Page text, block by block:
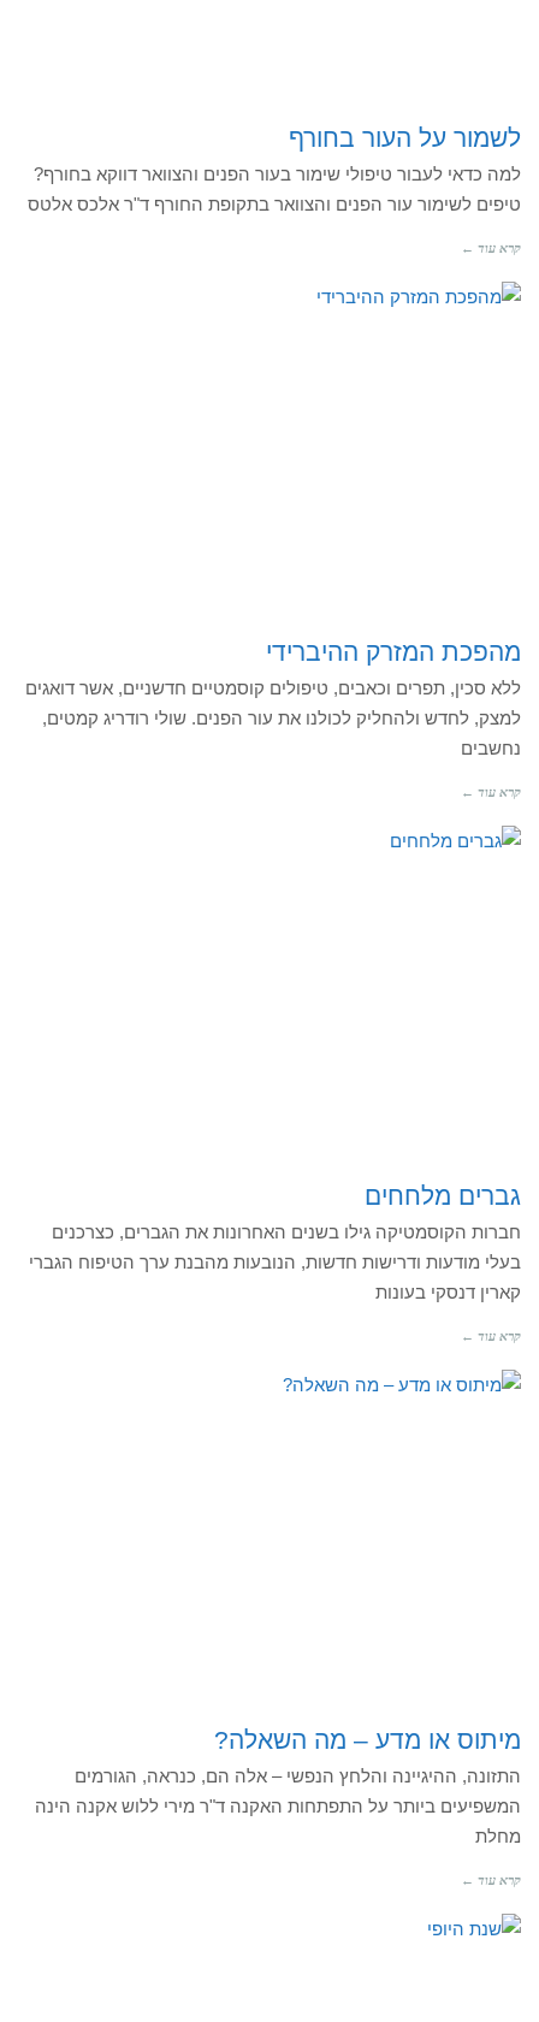
לשמור על העור בחורף
למה כדאי לעבור טיפולי שימור בעור הפנים והצוואר דווקא בחורף?
טיפים לשימור עור הפנים והצוואר בתקופת החורף ד"ר אלכס אלטס
קרא עוד ←
מהפכת המזרק ההיברידי
ללא סכין, תפרים וכאבים, טיפולים קוסמטיים חדשניים, אשר דואגים
למצק, לחדש ולהחליק לכולנו את עור הפנים. שולי רודריג קמטים,
נחשבים
קרא עוד ←
גברים מלחחים
חברות הקוסמטיקה גילו בשנים האחרונות את הגברים, כצרכנים
בעלי מודעות ודרישות חדשות, הנובעות מהבנת ערך הטיפוח הגברי
קארין דנסקי בעונות
קרא עוד ←
מיתוס או מדע – מה השאלה?
התזונה, ההיגיינה והלחץ הנפשי – אלה הם, כנראה, הגורמים
המשפיעים ביותר על התפתחות האקנה ד"ר מירי ללוש אקנה הינה
מחלת
קרא עוד ←